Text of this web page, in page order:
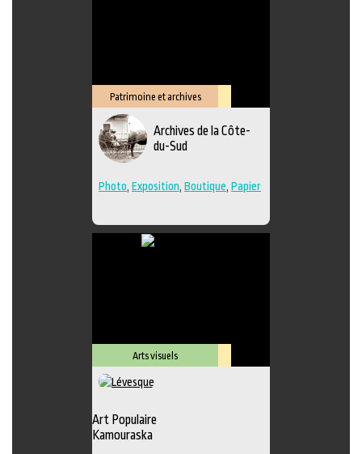
Patrimoine et archives
Lieu
Archives de la Côte-
du-Sud
Photo Exposition Boutique Papier
Arts visuels
Art Populaire
Kamouraska